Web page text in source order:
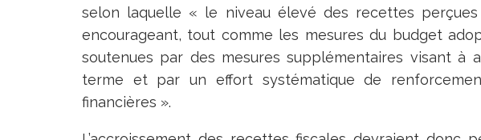
selon laquelle « le niveau élevé des recettes perçues
encourageant, tout comme les mesures du budget
soutenues par des mesures supplémentaires visant à
terme et par un effort systématique de
financières ».